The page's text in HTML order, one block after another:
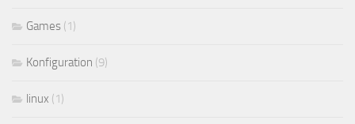
Games (1)
Konfiguration (9)
linux (1)